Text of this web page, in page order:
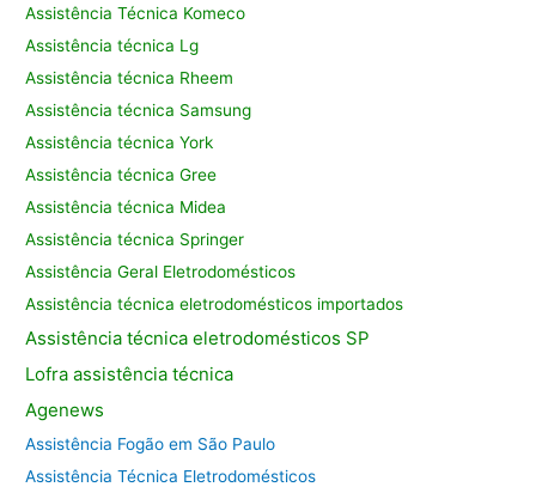
Assistência Técnica Komeco
Assistência técnica Lg
Assistência técnica Rheem
Assistência técnica Samsung
Assistência técnica York
Assistência técnica Gree
Assistência técnica Midea
Assistência técnica Springer
Assistência Geral Eletrodomésticos
Assistência técnica eletrodomésticos importados
Assistência técnica eletrodomésticos SP
Lofra assistênciatécnica
Agenews
Assistência Fogão em São Paulo
Assistência Técnica Eletrodomésticos